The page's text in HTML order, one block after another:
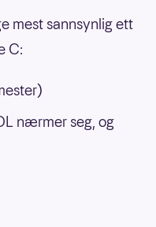
mest sannsynlig ett
C:
nærmer seg, og